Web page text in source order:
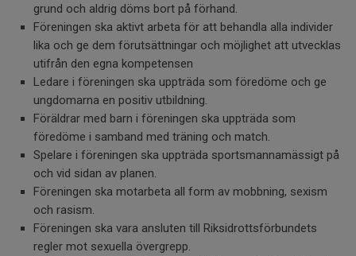
grund och aldrig döms bort på förhand.
Föreningen ska aktivt arbeta för att behandla alla individer
lika och ge dem förutsättningar och möjlighet att utvecklas
utifrån den egna kompetensen
Ledare i föreningen ska uppträda som föredöme och ge
ungdomarna en positiv utbildning.
Föräldrar med barn i föreningen ska uppträda som
föredöme i samband med träning och match.
Spelare i föreningen ska uppträda sportsmannamässigt på
och vid sidan av planen.
Föreningen ska motarbeta all form av mobbning, sexism
och rasism.
Föreningen ska vara ansluten till Riksidrottsförbundets
regler mot sexuella övergrepp.